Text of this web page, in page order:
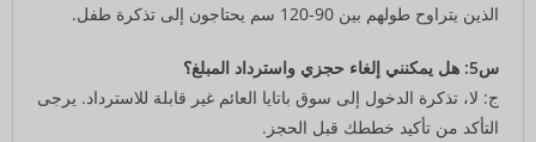
الذين يتراوح طولهم بين 90-120 سم يحتاجون إلى تذكرة طفل.
س5: هل يمكنني إلغاء حجزي واسترداد المبلغ؟
ج: لا، تذكرة الدخول إلى سوق باتايا العائم غير قابلة للاسترداد. يرجى
التأكد من تأكيد خططك قبل الحجز.